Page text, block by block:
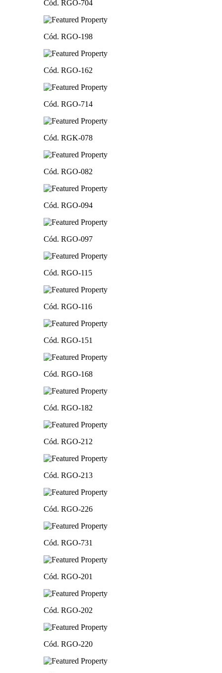
Cód. RGO-704
Cód. RGO-198
Cód. RGO-162
Cód. RGO-714
Cód. RGK-078
Cód. RGO-082
Cód. RGO-094
Cód. RGO-097
Cód. RGO-115
Cód. RGO-116
Cód. RGO-151
Cód. RGO-168
Cód. RGO-182
Cód. RGO-212
Cód. RGO-213
Cód. RGO-226
Cód. RGO-731
Cód. RGO-201
Cód. RGO-202
Cód. RGO-220